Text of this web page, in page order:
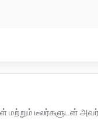
டீலர்களுடன்